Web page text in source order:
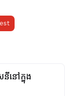
នីនៅក្នុង